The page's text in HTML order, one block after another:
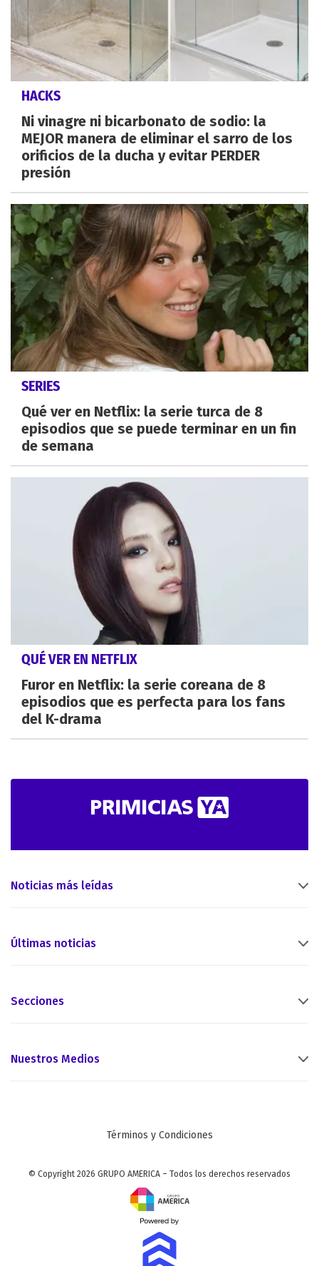
HACKS
Ni vinagre ni bicarbonato de sodio: la
MEJOR manera de eliminar el sarro de los
orificios de la ducha y evitar PERDER
presión
SERIES
Qué ver en Netflix: la serie turca de 8
episodios que se puede terminar en un fin
de semana
QUÉ VER EN NETFLIX
Furor en Netflix: la serie coreana de 8
episodios que es perfecta para los fans
del K-drama
Noticias más leídas
Últimas noticias
Secciones
Nuestros Medios
Términos y Condiciones
© Copyright 2026 GRUPO AMERICA – Todos los derechos reservados